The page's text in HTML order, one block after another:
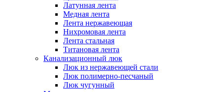
Латунная лента
Медная лента
Лента нержавеющая
Нихромовая лента
Лента стальная
Титановая лента
Канализационный люк
Люк из нержавеющей стали
Люк полимерно-песчаный
Люк чугунный